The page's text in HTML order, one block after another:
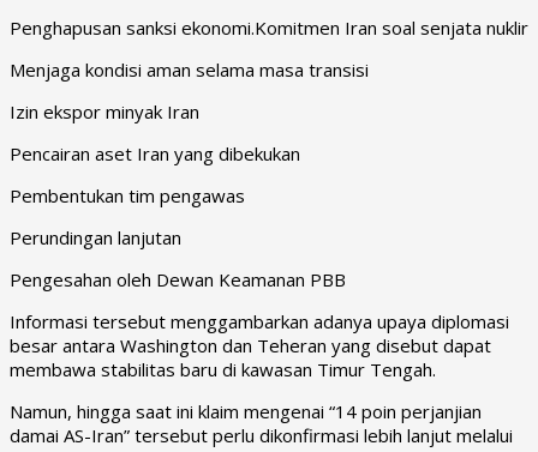
Penghapusan sanksi ekonomi.Komitmen Iran soal senjata nuklir
Menjaga kondisi aman selama masa transisi
Izin ekspor minyak Iran
Pencairan aset Iran yang dibekukan
Pembentukan tim pengawas
Perundingan lanjutan
Pengesahan oleh Dewan Keamanan PBB
Informasi tersebut menggambarkan adanya upaya diplomasi
besar antara Washington dan Teheran yang disebut dapat
membawa stabilitas baru di kawasan Timur Tengah.
Namun, hingga saat ini klaim mengenai “14 poin perjanjian
damai AS-Iran” tersebut perlu dikonfirmasi lebih lanjut melalui